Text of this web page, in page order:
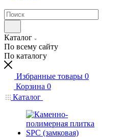
Каталог
По всему сайту
По каталогу
Избранные товары 0
Корзина 0
Каталог